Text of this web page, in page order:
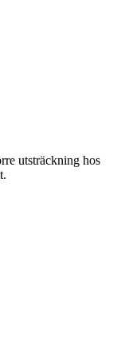
utsträckning hos